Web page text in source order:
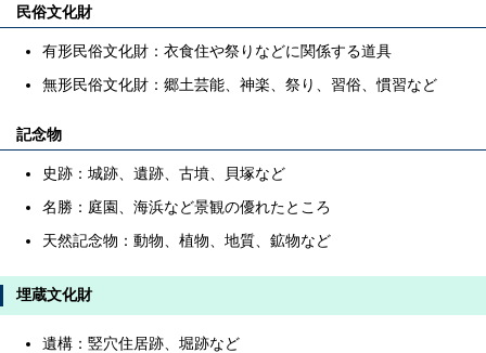
民俗文化財
有形民俗文化財：衣食住や祭りなどに関係する道具
無形民俗文化財：郷土芸能、神楽、祭り、習俗、慣習など
記念物
史跡：城跡、遺跡、古墳、貝塚など
名勝：庭園、海浜など景観の優れたところ
天然記念物：動物、植物、地質、鉱物など
埋蔵文化財
遺構：竪穴住居跡、堀跡など